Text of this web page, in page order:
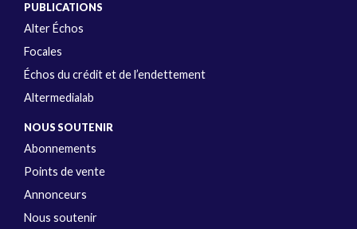
PUBLICATIONS
Alter Échos
Focales
Échos du crédit et de l’endettement
Altermedialab
NOUS SOUTENIR
Abonnements
Points de vente
Annonceurs
Nous soutenir